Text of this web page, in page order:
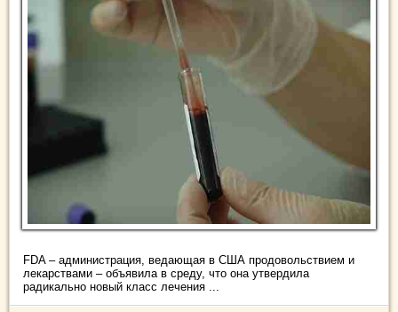
FDA – администрация, ведающая в США продовольствием и
лекарствами – объявила в среду, что она утвердила
радикально новый класс лечения ...